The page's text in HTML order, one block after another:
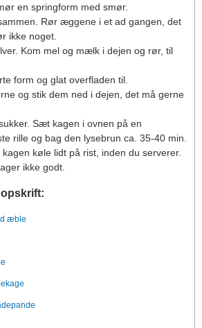
en springform med smør.
Rør æggene i et ad gangen, det
ikke noget.
Kom mel og mælk i dejen og rør, til
form og glat overfladen til.
og stik dem ned i dejen, det må gerne
Sæt kagen i ovnen på en
rille og bag den lysebrun ca. 35-40 min.
køle lidt på rist, inden du serverer.
ikke godt.
æble